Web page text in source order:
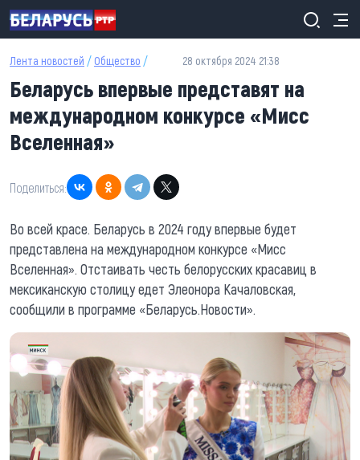
Перейти к основному содержанию
Лента новостей / Общество / 28 октября 2024 21:38
Беларусь впервые представят на
международном конкурсе «Мисс
Вселенная»
Поделиться:
Во всей красе. Беларусь в 2024 году впервые будет
представлена на международном конкурсе «Мисс
Вселенная». Отстаивать честь белорусских красавиц в
мексиканскую столицу едет Элеонора Качаловская,
сообщили в программе «Беларусь.Новости».